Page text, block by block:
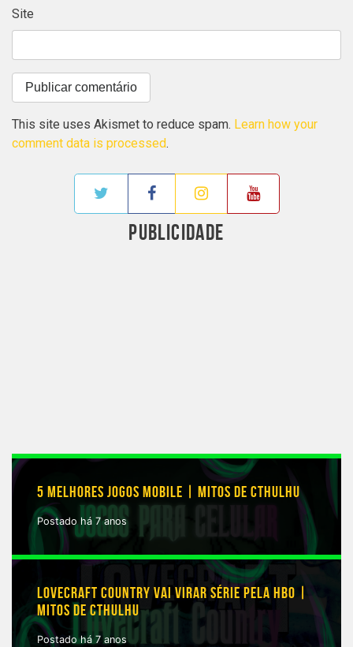
Site
This site uses Akismet to reduce spam. Learn how your
comment data is processed.
PUBLICIDADE
5 MELHORES JOGOS MOBILE | MITOS DE CTHULHU
Postado há 7 anos
LOVECRAFT COUNTRY VAI VIRAR SÉRIE PELA HBO |
MITOS DE CTHULHU
Postado há 7 anos